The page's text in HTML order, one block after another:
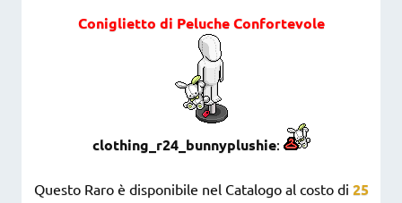
Coniglietto di Peluche Confortevole
clothing_r24_bunnyplushie:
Questo Raro è disponibile nel Catalogo al costo di 25